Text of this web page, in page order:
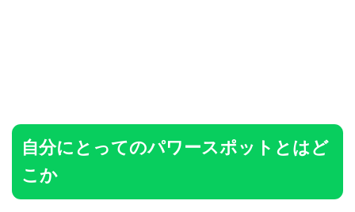
自分にとってのパワースポットとはど
こか